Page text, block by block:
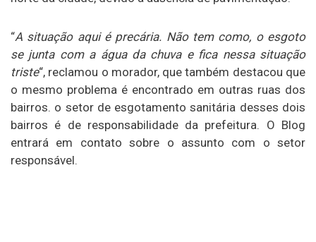
“A situação aqui é precária. Não tem como, o esgoto
se junta com a água da chuva e fica nessa situação
triste“, reclamou o morador, que também destacou que
o mesmo problema é encontrado em outras ruas dos
bairros. o setor de esgotamento sanitária desses dois
bairros é de responsabilidade da prefeitura. O Blog
entrará em contato sobre o assunto com o setor
responsável.